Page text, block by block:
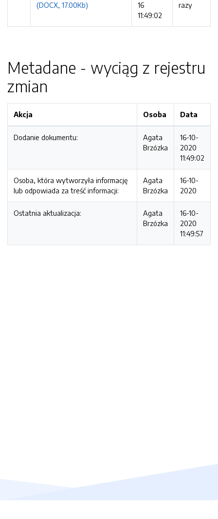
(DOCX, 17.00Kb)
16
11:49:02
razy
Metadane - wyciąg z rejestru
zmian
Akcja Osoba Data
Dodanie dokumentu:
Agata
Brzózka
16-10-
2020
11:49:02
Osoba, która wytworzyła informację
lub odpowiada za treść informacji:
Agata
Brzózka
16-10-
2020
Ostatnia aktualizacja:
Agata
Brzózka
16-10-
2020
11:49:57